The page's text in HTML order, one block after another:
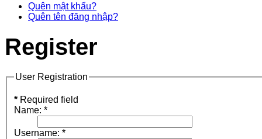
Quên mật khẩu?
Quên tên đăng nhập?
Register
User Registration
* Required field
Name: *
Username: *